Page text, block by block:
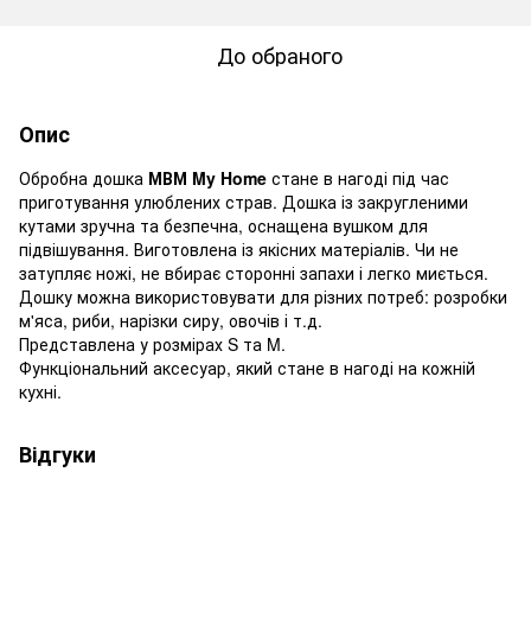
До обраного
Опис
Обробна дошка МВМ My Home стане в нагоді під час
приготування улюблених страв. Дошка із закругленими
кутами зручна та безпечна, оснащена вушком для
підвішування. Виготовлена із якісних матеріалів. Чи не
затупляє ножі, не вбирає сторонні запахи і легко миється.
Дошку можна використовувати для різних потреб: розробки
м'яса, риби, нарізки сиру, овочів і т.д.
Представлена у розмірах S та M.
Функціональний аксесуар, який стане в нагоді на кожній
кухні.
Відгуки